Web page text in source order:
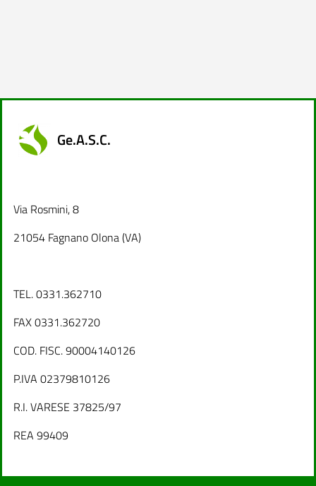
Ge.A.S.C.
Via Rosmini, 8
21054 Fagnano Olona (VA)
TEL. 0331.362710
FAX 0331.362720
COD. FISC. 90004140126
P.IVA 02379810126
R.I. VARESE 37825/97
REA 99409